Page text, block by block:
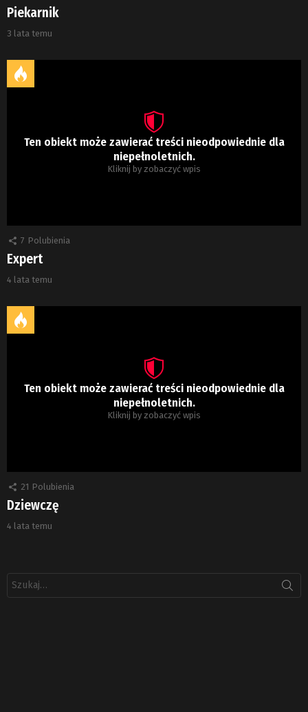
Piekarnik
3 lata temu
Ten obiekt może zawierać treści nieodpowiednie dla
niepełnoletnich.
Kliknij by zobaczyć wpis
7 Polubienia
Expert
4 lata temu
Ten obiekt może zawierać treści nieodpowiednie dla
niepełnoletnich.
Kliknij by zobaczyć wpis
21 Polubienia
Dziewczę
4 lata temu